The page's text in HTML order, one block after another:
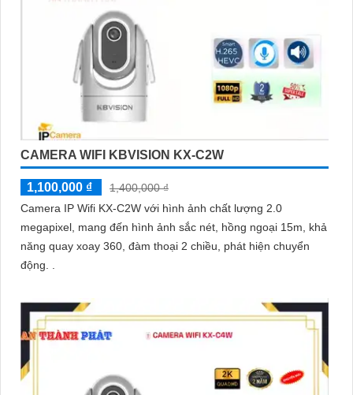
CAMERA WIFI KBVISION KX-C2W
1,100,000 ₫
1,400,000 ₫
Camera IP Wifi KX-C2W với hình ảnh chất lượng 2.0
megapixel, mang đến hình ảnh sắc nét, hồng ngoại 15m, khả
năng quay xoay 360, đàm thoại 2 chiều, phát hiện chuyển
động. .